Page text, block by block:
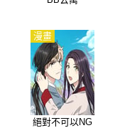
絕對不可以NG
漫畫